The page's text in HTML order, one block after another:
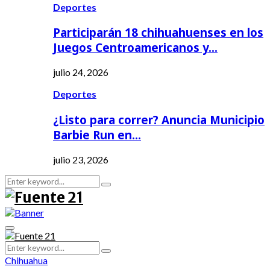
Deportes
Participarán 18 chihuahuenses en los
Juegos Centroamericanos y…
julio 24, 2026
Deportes
¿Listo para correr? Anuncia Municipio
Barbie Run en…
julio 23, 2026
Search
for:
Search
Primary
Menu
Search
for:
Search
Chihuahua